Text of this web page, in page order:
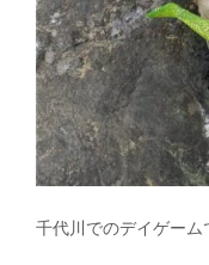
千代川でのデイゲーム